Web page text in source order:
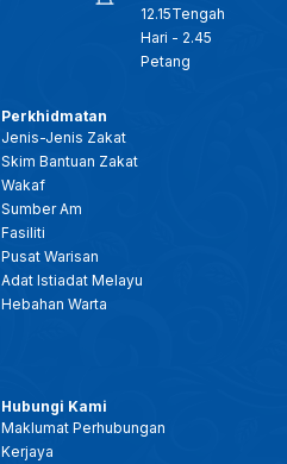
12.15Tengah
Hari - 2.45
Petang
Perkhidmatan
Jenis-Jenis Zakat
Skim Bantuan Zakat
Wakaf
Sumber Am
Fasiliti
Pusat Warisan
Adat Istiadat Melayu
Hebahan Warta
Hubungi Kami
Maklumat Perhubungan
Kerjaya